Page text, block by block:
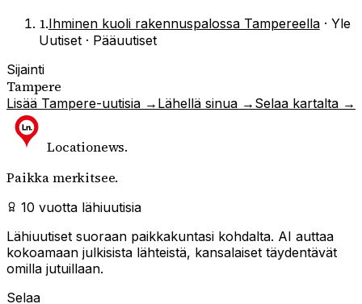
1.Ihminen kuoli rakennuspalossa Tampereella· Yle
Uutiset · Pääuutiset
Sijainti
Tampere
Lisää Tampere-uutisia → Lähellä sinua → Selaa kartalta →
Locationews.
Paikka merkitsee.
10 vuotta lähiuutisia
Lähiuutiset suoraan paikkakuntasi kohdalta. AI auttaa
kokoamaan julkisista lähteistä, kansalaiset täydentävät
omilla jutuillaan.
Selaa